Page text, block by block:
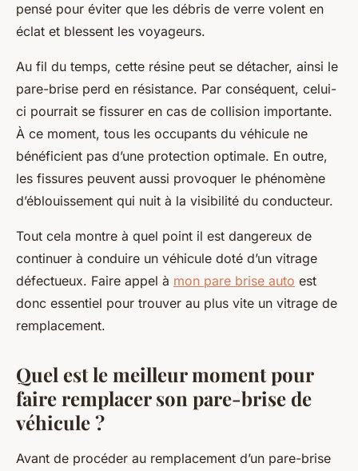
pensé pour éviter que les débris de verre volent en
éclat et blessent les voyageurs.
Au fil du temps, cette résine peut se détacher, ainsi le
pare-brise perd en résistance. Par conséquent, celui-
ci pourrait se fissurer en cas de collision importante.
À ce moment, tous les occupants du véhicule ne
bénéficient pas d’une protection optimale. En outre,
les fissures peuvent aussi provoquer le phénomène
d’éblouissement qui nuit à la visibilité du conducteur.
Tout cela montre à quel point il est dangereux de
continuer à conduire un véhicule doté d’un vitrage
défectueux. Faire appel à mon pare brise auto est
donc essentiel pour trouver au plus vite un vitrage de
remplacement.
Quel est le meilleur moment pour
faire remplacer son pare-brise de
véhicule ?
Avant de procéder au remplacement d’un pare-brise